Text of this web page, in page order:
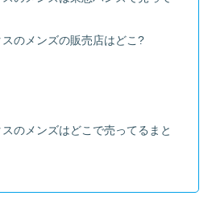
のメンズの販売店はどこ?
のメンズはどこで売ってるまと